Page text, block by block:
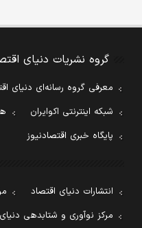
گروه نشریات دنیای
معرفی گروه رسانه‌ای دنیای
شبکه اینترنتی اکوایران
پایگاه خبری اقتصادنیوز
انتشارات دنیای اقتصاد
مرکز نوآوری و شتابدهی